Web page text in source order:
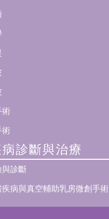
術
術
診斷與治療
與診斷
疾病與真空輔助乳房微創手術